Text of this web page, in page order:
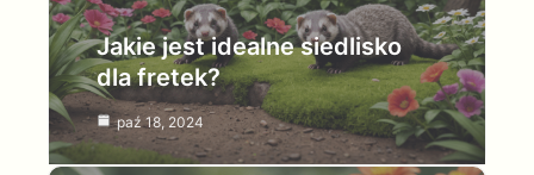
Jakie jest idealne siedlisko
dla fretek?
paź 18, 2024